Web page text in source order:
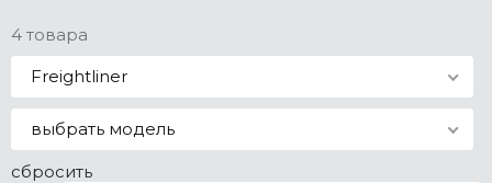
4 товара
Freightliner
выбрать модель
сбросить